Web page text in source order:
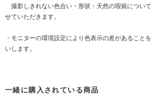
撮影しきれない色合い・形状・天然の瑕疵につい
せていただきます。
・モニターの環境設定により色表示の差があること
いします。
一緒に購入されている商品